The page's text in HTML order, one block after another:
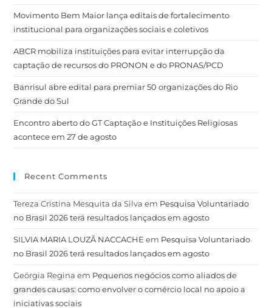
Movimento Bem Maior lança editais de fortalecimento
institucional para organizações sociais e coletivos
ABCR mobiliza instituições para evitar interrupção da
captação de recursos do PRONON e do PRONAS/PCD
Banrisul abre edital para premiar 50 organizações do Rio
Grande do Sul
Encontro aberto do GT Captação e Instituições Religiosas
acontece em 27 de agosto
Recent Comments
Tereza Cristina Mesquita da Silva em Pesquisa Voluntariado
no Brasil 2026 terá resultados lançados em agosto
SILVIA MARIA LOUZÃ NACCACHE em Pesquisa Voluntariado
no Brasil 2026 terá resultados lançados em agosto
Geórgia Regina em Pequenos negócios como aliados de
grandes causas: como envolver o comércio local no apoio a
iniciativas sociais